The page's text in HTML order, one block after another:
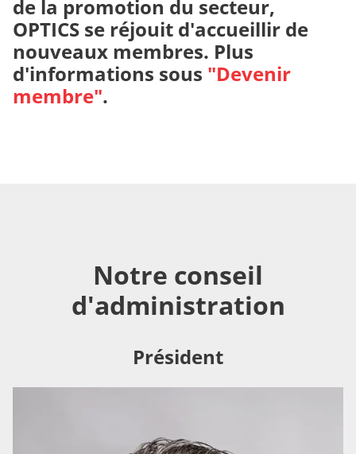
de la promotion du secteur,
OPTICS se réjouit d'accueillir de
nouveaux membres. Plus
d'informations sous "Devenir
membre".
Notre conseil
d'administration
Président